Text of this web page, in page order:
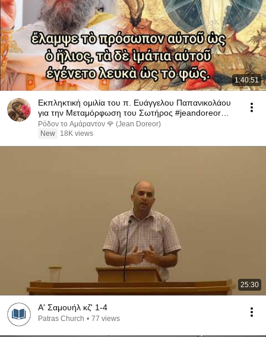
1:40:51
Εκπληκτική ομιλία του π. Ευάγγελου Παπανικολάου
για την Μεταμόρφωση του Σωτήρος #jeandoreor
#rodon
Ρόδον το Αμάραντον 🌹 (Jean Doreor)
New
18K views
25:30
Α' Σαμουήλ κζ' 1-4
Patras Church • 77 views